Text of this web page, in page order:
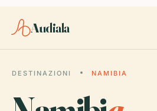
Audiala
DESTINAZIONI NAMIBIA